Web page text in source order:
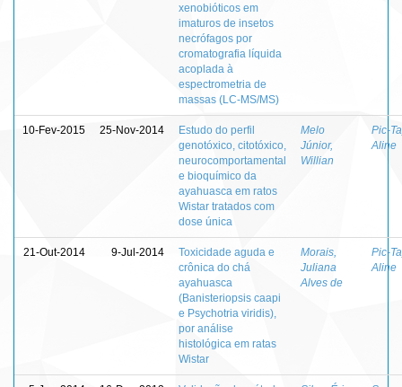
xenobióticos em
imaturos de insetos
necrófagos por
cromatografia líquida
acoplada à
espectrometria de
massas (LC-MS/MS)
10-Fev-2015 25-Nov-2014
Estudo do perfil
genotóxico, citotóxico,
neurocomportamental
e bioquímico da
ayahuasca em ratos
Wistar tratados com
dose única
Melo
Júnior,
Willian
Pic-
Aline
21-Out-2014 9-Jul-2014
Toxicidade aguda e
crônica do chá
ayahuasca
(Banisteriopsis caapi
e Psychotria viridis),
por análise
histológica em ratas
Wistar
Morais,
Juliana
Alves de
Pic-
Aline